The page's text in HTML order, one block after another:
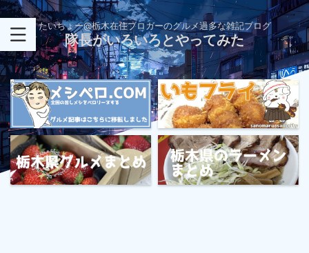
たいちょー@栃木在住ブロガーのグルメ過多な雑記ブログ
隊長がいろいろとやってみた